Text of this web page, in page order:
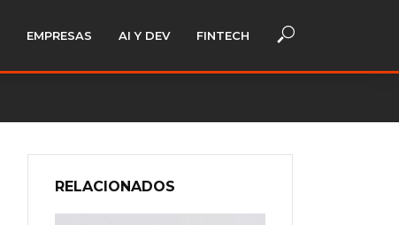
EMPRESAS AI Y DEV FINTECH
RELACIONADOS